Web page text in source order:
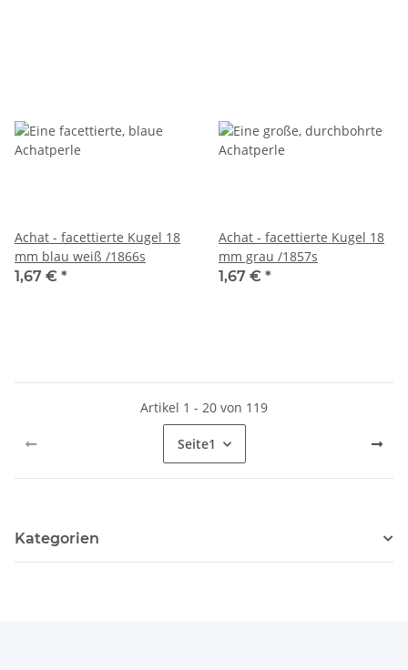
Achat - facettierte Kugel 18
mm blau weiß /1866s
1,67 € *
Achat - facettierte Kugel 18
mm grau /1857s
1,67 € *
Artikel 1 - 20 von 119
Seite1
Kategorien